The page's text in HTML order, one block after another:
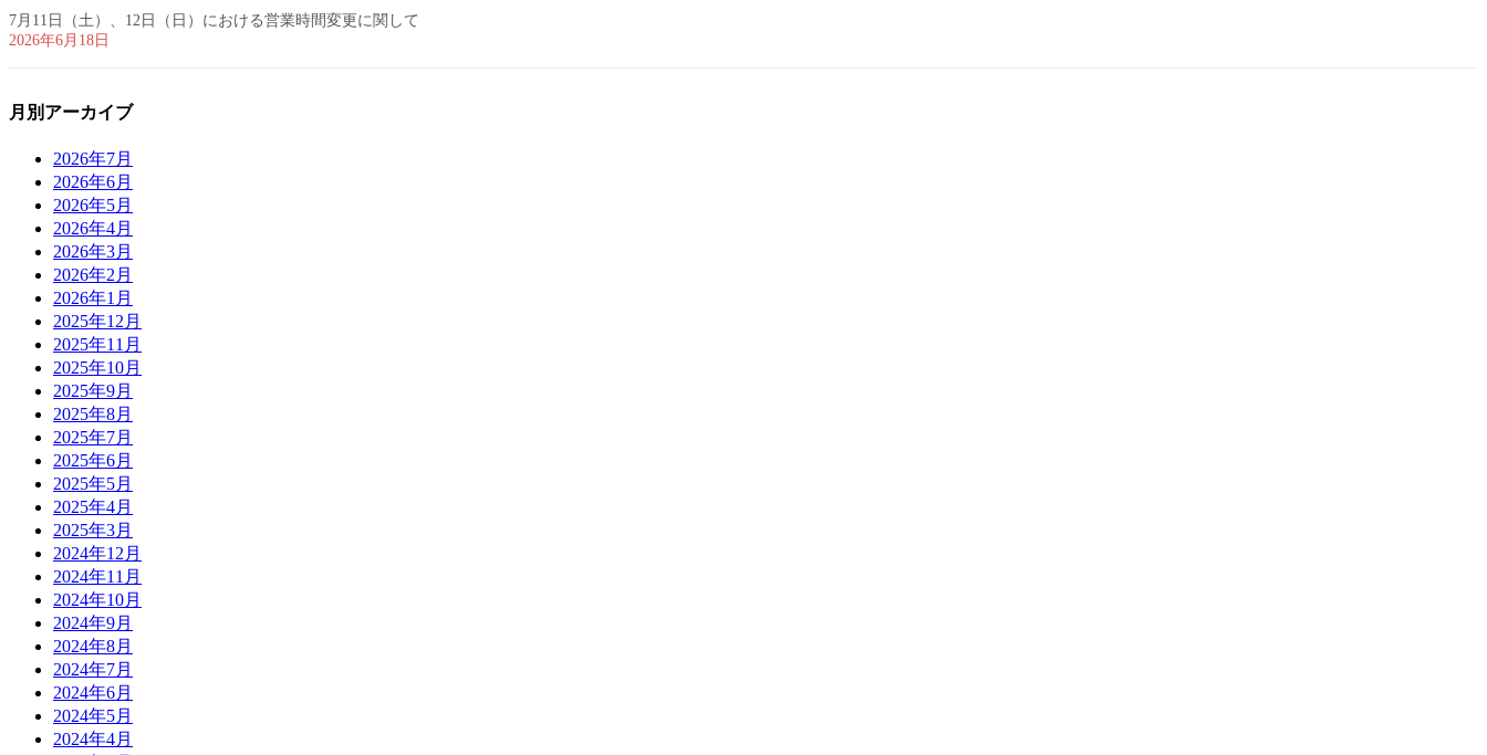
7月11日（土）、12日（日）における営業時間変更に関して
2026年6月18日
月別アーカイブ
2026年7月
2026年6月
2026年5月
2026年4月
2026年3月
2026年2月
2026年1月
2025年12月
2025年11月
2025年10月
2025年9月
2025年8月
2025年7月
2025年6月
2025年5月
2025年4月
2025年3月
2024年12月
2024年11月
2024年10月
2024年9月
2024年8月
2024年7月
2024年6月
2024年5月
2024年4月